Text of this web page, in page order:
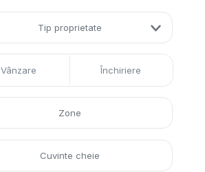
Tip proprietate
Vânzare Închiriere